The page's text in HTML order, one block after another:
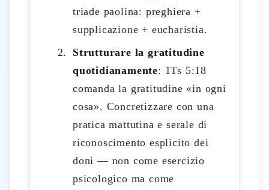
triade paolina: preghiera +
supplicazione + eucharistia.
Strutturare la gratitudine
quotidianamente: 1Ts 5:18
comanda la gratitudine «in ogni
cosa». Concretizzare con una
pratica mattutina e serale di
riconoscimento esplicito dei
doni — non come esercizio
psicologico ma come